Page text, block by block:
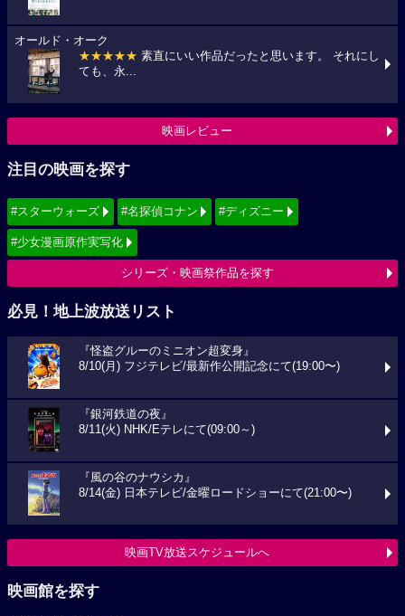
オールド・オーク
★★★★★ 素直にいい作品だったと思います。 それにし
ても、永...
映画レビュー
注目の映画を探す
#スターウォーズ #名探偵コナン #ディズニー
#少女漫画原作実写化
シリーズ・映画祭作品を探す
必見！地上波放送リスト
『怪盗グルーのミニオン超変身』
8/10(月) フジテレビ/最新作公開記念にて(19:00〜)
『銀河鉄道の夜』
8/11(火) NHK/Eテレにて(09:00～)
『風の谷のナウシカ』
8/14(金) 日本テレビ/金曜ロードショーにて(21:00〜)
映画TV放送スケジュールへ
映画館を探す